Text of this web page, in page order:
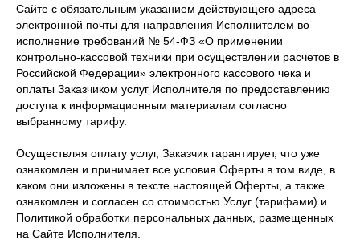
Сайте с обязательным указанием действующего адреса
электронной почты для направления Исполнителем во
исполнение требований № 54-ФЗ «О применении
контрольно-кассовой техники при осуществлении расчетов в
Российской Федерации» электронного кассового чека и
оплаты Заказчиком услуг Исполнителя по предоставлению
доступа к информационным материалам согласно
выбранному тарифу.
Осуществляя оплату услуг, Заказчик гарантирует, что уже
ознакомлен и принимает все условия Оферты в том виде, в
каком они изложены в тексте настоящей Оферты, а также
ознакомлен и согласен со стоимостью Услуг (тарифами) и
Политикой обработки персональных данных, размещенных
на Сайте Исполнителя.